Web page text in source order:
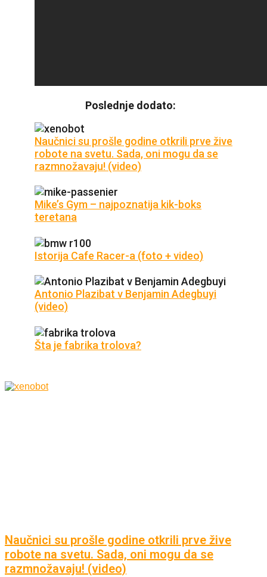
Poslednje dodato:
Naučnici su prošle godine otkrili prve žive
robote na svetu. Sada, oni mogu da se
razmnožavaju! (video)
Mike’s Gym – najpoznatija kik-boks
teretana
Istorija Cafe Racer-a (foto + video)
Antonio Plazibat v Benjamin Adegbuyi
(video)
Šta je fabrika trolova?
Naučnici su prošle godine otkrili prve žive
robote na svetu. Sada, oni mogu da se
razmnožavaju! (video)